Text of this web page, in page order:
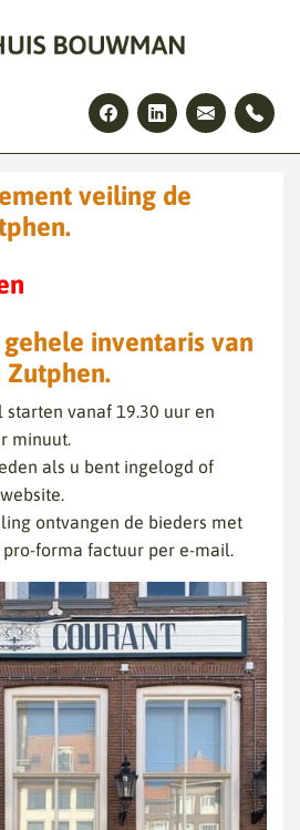
veiling de
inventaris van
Zutphen.
vanaf 19.30 uur en
minuut.
als u bent ingelogd of
ontvangen de bieders met
pro-forma factuur per e-mail.